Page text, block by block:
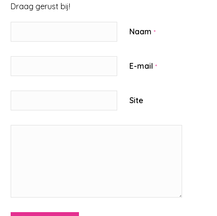
Draag gerust bij!
Naam*
E-mail*
Site